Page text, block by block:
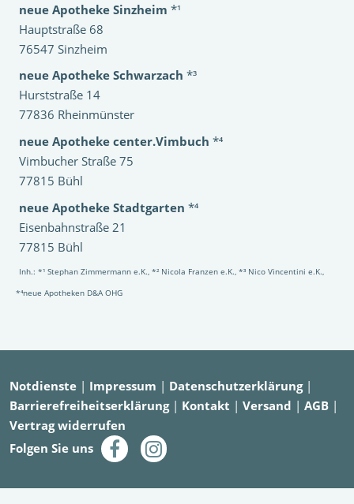
neue Apotheke Sinzheim *¹
Hauptstraße 68
76547 Sinzheim
neue Apotheke Schwarzach *³
Hurststraße 14
77836 Rheinmünster
neue Apotheke center.Vimbuch *⁴
Vimbucher Straße 75
77815 Bühl
neue Apotheke Stadtgarten *⁴
Eisenbahnstraße 21
77815 Bühl
Inh.: *¹ Stephan Zimmermann e.K., *² Nicola Franzen e.K., *³ Nico Vincentini e.K.,
*⁴neue Apotheken D&A OHG
Notdienste | Impressum | Datenschutzerklärung|
Barrierefreiheitserklärung| Kontakt | Versand | AGB |
Vertrag widerrufen
Folgen Sie uns